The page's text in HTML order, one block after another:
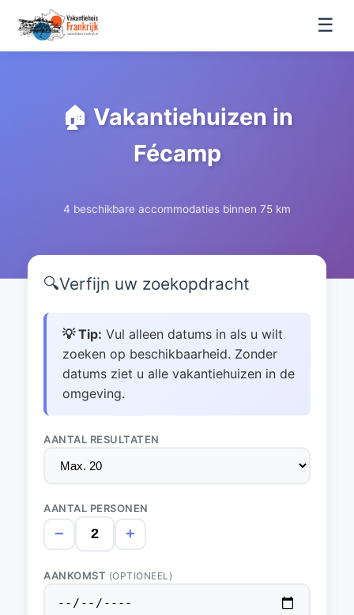
☰
🏠 Vakantiehuizen in
Fécamp
4 beschikbare accommodaties binnen 75 km
🔍Verfijn uw zoekopdracht
💡 Tip: Vul alleen datums in als u wilt
zoeken op beschikbaarheid. Zonder
datums ziet u alle vakantiehuizen in de
omgeving.
AANTAL RESULTATEN
AANTAL PERSONEN
− +
AANKOMST (OPTIONEEL)